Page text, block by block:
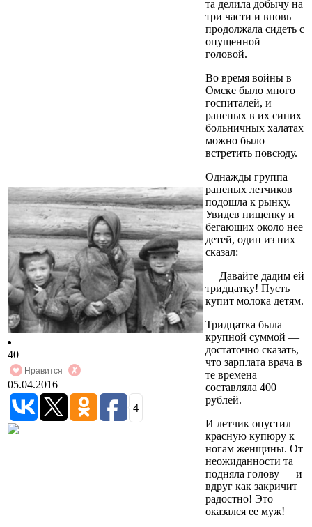
40
Нравится
05.04.2016
4
та делила добычу на
три части и вновь
продолжала сидеть с
опущенной
головой.
Во время войны в
Омске было много
госпиталей, и
раненых в их синих
больничных халатах
можно было
встретить повсюду.
Однажды группа
раненых летчиков
подошла к рынку.
Увидев нищенку и
бегающих около нее
детей, один из них
сказал:
— Давайте дадим ей
тридцатку! Пусть
купит молока детям.
Тридцатка была
крупной суммой —
достаточно сказать,
что зарплата врача в
те времена
составляла 400
рублей.
И летчик опустил
красную купюру к
ногам женщины. От
неожиданности та
подняла голову — и
вдруг как закричит
радостно! Это
оказался ее муж!